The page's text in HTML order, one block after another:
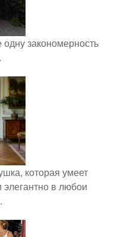
закономерность
которая умеет
элегантно в любои